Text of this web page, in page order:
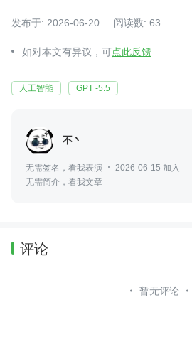
发布于: 2026-06-20 阅读数: 63
如对本文有异议，可点此反馈
人工智能 GPT -5.5
不丶
无需签名，看我表演
2026-06-15 加入
无需简介，看我文章
评论
暂无评论